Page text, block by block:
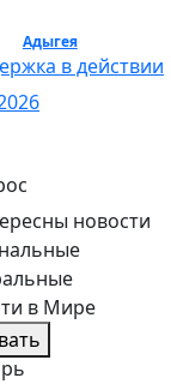
Адыгея/ Общество
в действии
новости
в Мире